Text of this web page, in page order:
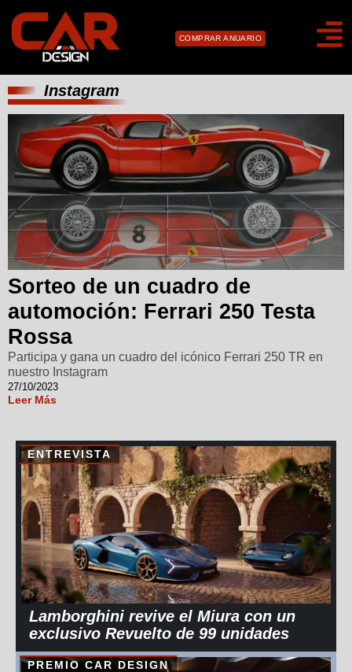
COMPRAR ANUARIO
Instagram
Sorteo de un cuadro de
automoción: Ferrari 250 Testa
Rossa
Participa y gana un cuadro del icónico Ferrari 250 TR en
nuestro Instagram
27/10/2023
Leer Más
ENTREVISTA
Lamborghini revive el Miura con un
exclusivo Revuelto de 99 unidades
PREMIO CAR DESIGN